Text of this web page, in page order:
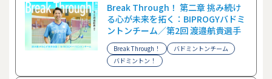
Break Through！ 第二章 挑み続け
る心が未来を拓く：BIPROGYバドミ
ントンチーム／第2回 渡邉航貴選手
Break Through！
バドミントンチーム
バドミントン！